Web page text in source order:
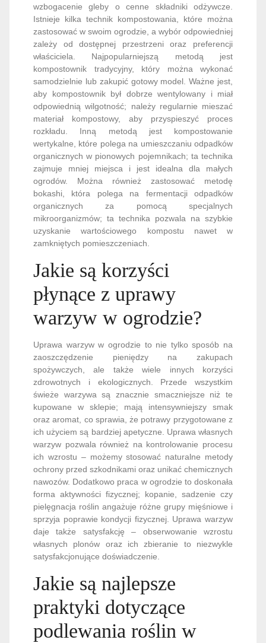
wzbogacenie gleby o cenne składniki odżywcze.
Istnieje kilka technik kompostowania, które można
zastosować w swoim ogrodzie, a wybór odpowiedniej
zależy od dostępnej przestrzeni oraz preferencji
właściciela. Najpopularniejszą metodą jest
kompostownik tradycyjny, który można wykonać
samodzielnie lub zakupić gotowy model. Ważne jest,
aby kompostownik był dobrze wentylowany i miał
odpowiednią wilgotność; należy regularnie mieszać
materiał kompostowy, aby przyspieszyć proces
rozkładu. Inną metodą jest kompostowanie
wertykalne, które polega na umieszczaniu odpadków
organicznych w pionowych pojemnikach; ta technika
zajmuje mniej miejsca i jest idealna dla małych
ogrodów. Można również zastosować metodę
bokashi, która polega na fermentacji odpadków
organicznych za pomocą specjalnych
mikroorganizmów; ta technika pozwala na szybkie
uzyskanie wartościowego kompostu nawet w
zamkniętych pomieszczeniach.
Jakie są korzyści
płynące z uprawy
warzyw w ogrodzie?
Uprawa warzyw w ogrodzie to nie tylko sposób na
zaoszczędzenie pieniędzy na zakupach
spożywczych, ale także wiele innych korzyści
zdrowotnych i ekologicznych. Przede wszystkim
świeże warzywa są znacznie smaczniejsze niż te
kupowane w sklepie; mają intensywniejszy smak
oraz aromat, co sprawia, że potrawy przygotowane z
ich użyciem są bardziej apetyczne. Uprawa własnych
warzyw pozwala również na kontrolowanie procesu
ich wzrostu – możemy stosować naturalne metody
ochrony przed szkodnikami oraz unikać chemicznych
nawozów. Dodatkowo praca w ogrodzie to doskonała
forma aktywności fizycznej; kopanie, sadzenie czy
pielęgnacja roślin angażuje różne grupy mięśniowe i
sprzyja poprawie kondycji fizycznej. Uprawa warzyw
daje także satysfakcję – obserwowanie wzrostu
własnych plonów oraz ich zbieranie to niezwykle
satysfakcjonujące doświadczenie.
Jakie są najlepsze
praktyki dotyczące
podlewania roślin w